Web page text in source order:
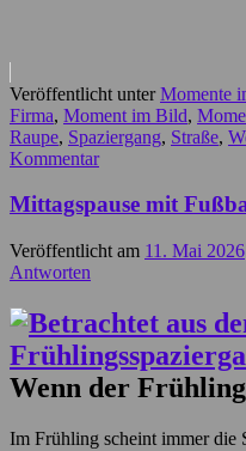
Veröffentlicht unter Momente
Firma, Moment im Bild,
Raupe, Spaziergang, Straße,
Kommentar
Mittagspause mit
Veröffentlicht am 11. Mai 2026
Antworten
Wenn der
Im Frühling scheint immer die